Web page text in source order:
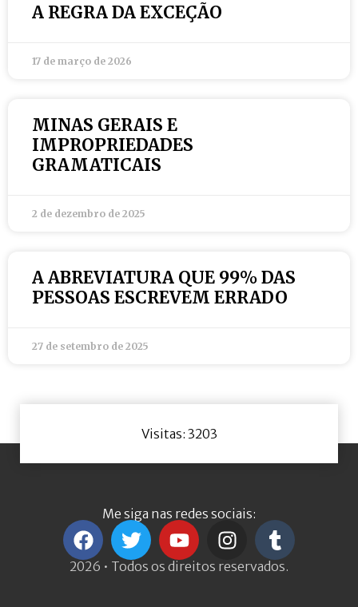
A REGRA DA EXCEÇÃO
17 de março de 2026
MINAS GERAIS E
IMPROPRIEDADES
GRAMATICAIS
2 de dezembro de 2025
A ABREVIATURA QUE 99% DAS
PESSOAS ESCREVEM ERRADO
27 de setembro de 2025
Visitas: 3203
Me siga nas redes sociais:
2026 • Todos os direitos reservados.